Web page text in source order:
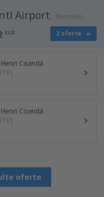
Airport România
EUR 2 oferte
Coandă
Coandă
oferte